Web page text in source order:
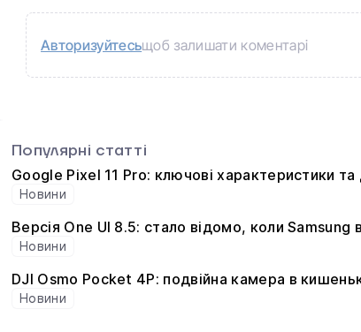
Авторизуйтесьщоб залишати коментарі
Популярні статті
Google Pixel 11 Pro: ключові характеристики та
Новини
Версія One UI 8.5: стало відомо, коли Samsung
Новини
DJI Osmo Pocket 4P: подвійна камера в
Новини